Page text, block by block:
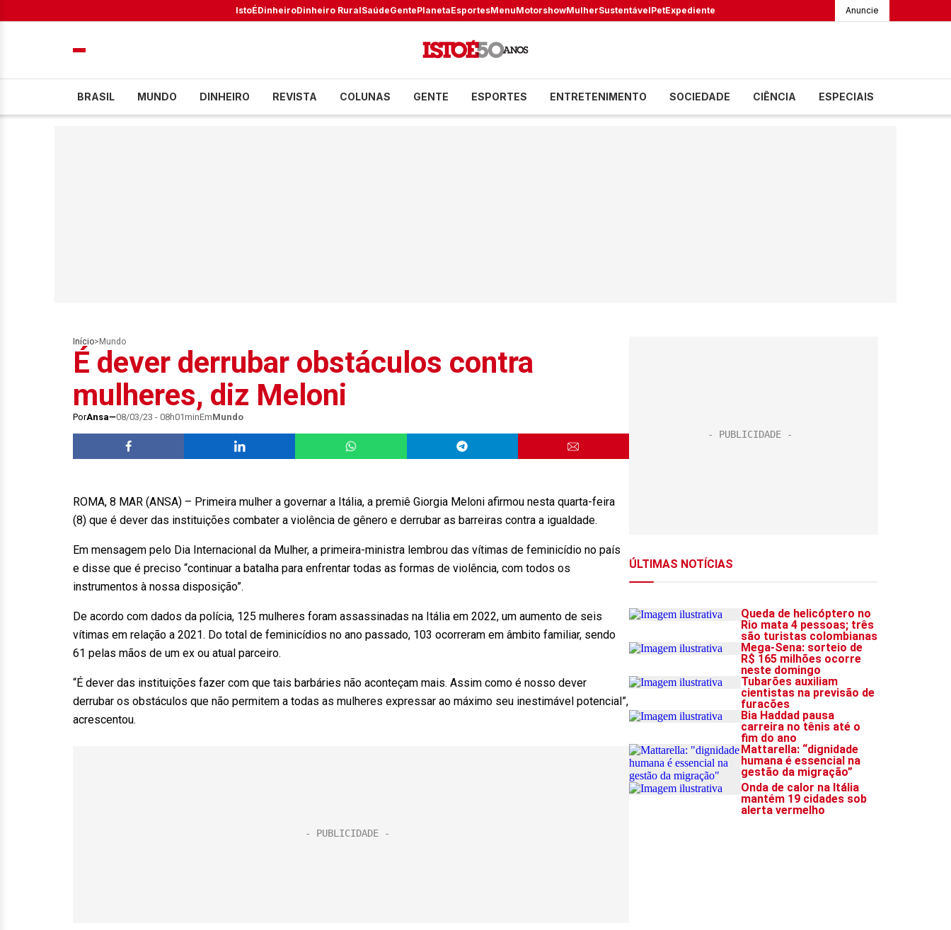
IstoÉDinheiroDinheiro RuralSaúdeGentePlanetaEsportesMenuMotorshowMulherSustentávelPetExpediente Anuncie
BRASIL MUNDO DINHEIRO REVISTA COLUNAS GENTE ESPORTES ENTRETENIMENTO SOCIEDADE CIÊNCIA ESPECIAIS
Início> Mundo
É dever derrubar obstáculos contra
mulheres, diz Meloni
PorAnsa 08/03/23 - 08h01minEmMundo
ROMA, 8 MAR (ANSA) – Primeira mulher a governar a Itália, a premiê Giorgia Meloni afirmou nesta quarta-feira
(8) que é dever das instituições combater a violência de gênero e derrubar as barreiras contra a igualdade.
Em mensagem pelo Dia Internacional da Mulher, a primeira-ministra lembrou das vítimas de feminicídio no país
e disse que é preciso “continuar a batalha para enfrentar todas as formas de violência, com todos os
instrumentos à nossa disposição”.
De acordo com dados da polícia, 125 mulheres foram assassinadas na Itália em 2022, um aumento de seis
vítimas em relação a 2021. Do total de feminicídios no ano passado, 103 ocorreram em âmbito familiar, sendo
61 pelas mãos de um ex ou atual parceiro.
“É dever das instituições fazer com que tais barbáries não aconteçam mais. Assim como é nosso dever
derrubar os obstáculos que não permitem a todas as mulheres expressar ao máximo seu inestimável potencial”,
acrescentou.